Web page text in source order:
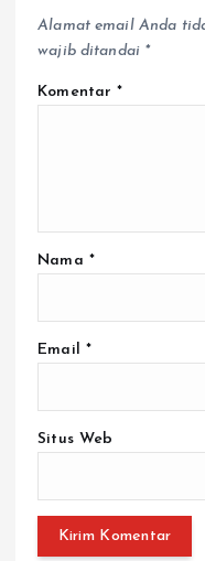
Alamat email Anda
wajib ditandai *
Komentar*
Nama *
Email *
Situs Web